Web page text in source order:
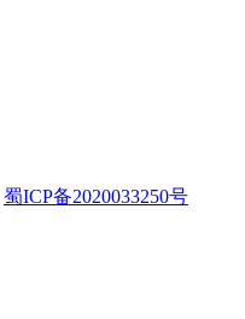
蜀ICP备2020033250号